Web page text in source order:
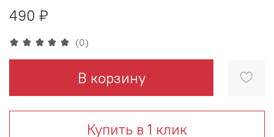
(0)
490 ₽
В корзину
Купить в 1 клик